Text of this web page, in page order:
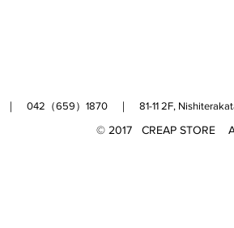
｜ 042（659）1870 ｜ 81-11 2F,
© 2017 CREAP STORE